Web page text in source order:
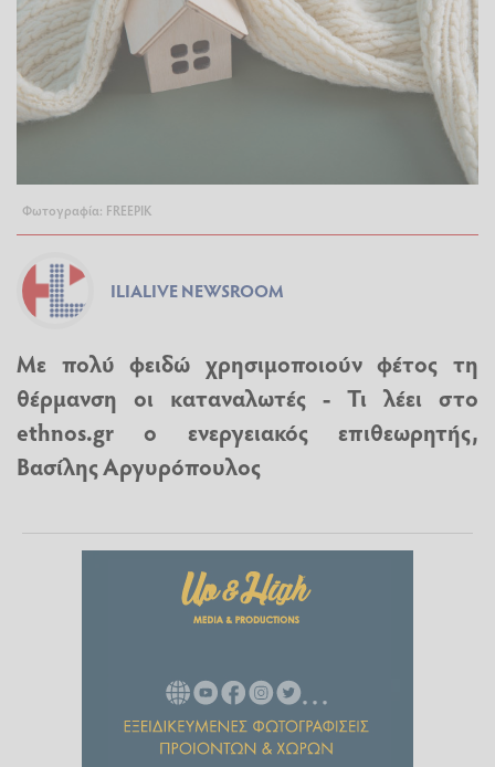
Φωτογραφία: FREEPIK
ILIALIVE NEWSROOM
Με πολύ φειδώ χρησιμοποιούν φέτος τη
θέρμανση οι καταναλωτές - Τι λέει στο
ethnos.gr o ενεργειακός επιθεωρητής,
Βασίλης Αργυρόπουλος